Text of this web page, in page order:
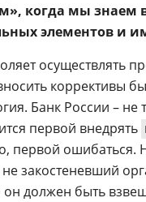
когда мы знаем
элементов и
осуществлять
коррективы
Банк России – не
первой внедрять
первой ошибаться.
закостеневший
он должен быть